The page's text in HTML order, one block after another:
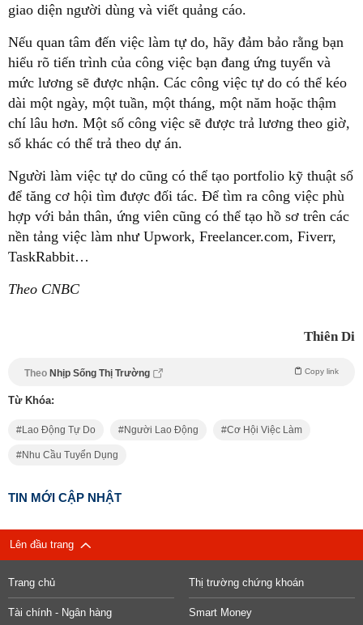
giao diện người dùng và viết quảng cáo.
Nếu quan tâm đến việc làm tự do, hãy đảm bảo rằng bạn
hiểu rõ tiến trình của công việc bạn đang ứng tuyển và
mức lương sẽ được nhận. Các công việc tự do có thể kéo
dài một ngày, một tuần, một tháng, một năm hoặc thậm
chí lâu hơn. Một số công việc sẽ được trả lương theo giờ,
số khác có thể trả theo dự án.
Người làm việc tự do cũng có thể tạo portfolio kỹ thuật số
để tăng cơ hội tìm được đối tác. Để tìm ra công việc phù
hợp với bản thân, ứng viên cũng có thể tạo hồ sơ trên các
nền tảng việc làm như Upwork, Freelancer.com, Fiverr,
TaskRabbit…
Theo CNBC
Thiên Di
Theo Nhịp Sống Thị Trường Copy link
Từ Khóa:
Lao Động Tự Do Người Lao Động Cơ Hội Việc Làm
Nhu Cầu Tuyển Dụng
TIN MỚI CẬP NHẬT
Lên đầu trang
Trang chủ Thị trường chứng khoán
Tài chính - Ngân hàng Smart Money